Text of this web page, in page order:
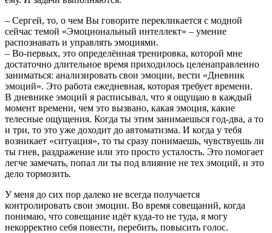
– Сергей, то, о чем Вы говорите перекликается с модной
сейчас темой «Эмоциональный интеллект» – умение
распознавать и управлять эмоциями.
– Во-первых, это определённая тренировка, которой мне
достаточно длительное время приходилось целенаправленно
заниматься: анализировать свои эмоции, вести «Дневник
эмоций». Это работа ежедневная, которая требует времени.
В дневнике эмоций я расписывал, что я ощущаю в каждый
момент времени, чем это вызвано, какая эмоция, какие
телесные ощущения. Когда ты этим занимаешься год-два, а то
и три, то это уже доходит до автоматизма. И когда у тебя
возникает «ситуация», то ты сразу понимаешь, чувствуешь ли
ты гнев, раздражение или это просто усталость. Это помогает
легче замечать, попал ли ты под влияние не тех эмоций, и это
дело тормозить.
У меня до сих пор далеко не всегда получается
контролировать свои эмоции. Во время совещаний, когда
понимаю, что совещание идёт куда-то не туда, я могу
некорректно себя повести, перебить, повысить голос.